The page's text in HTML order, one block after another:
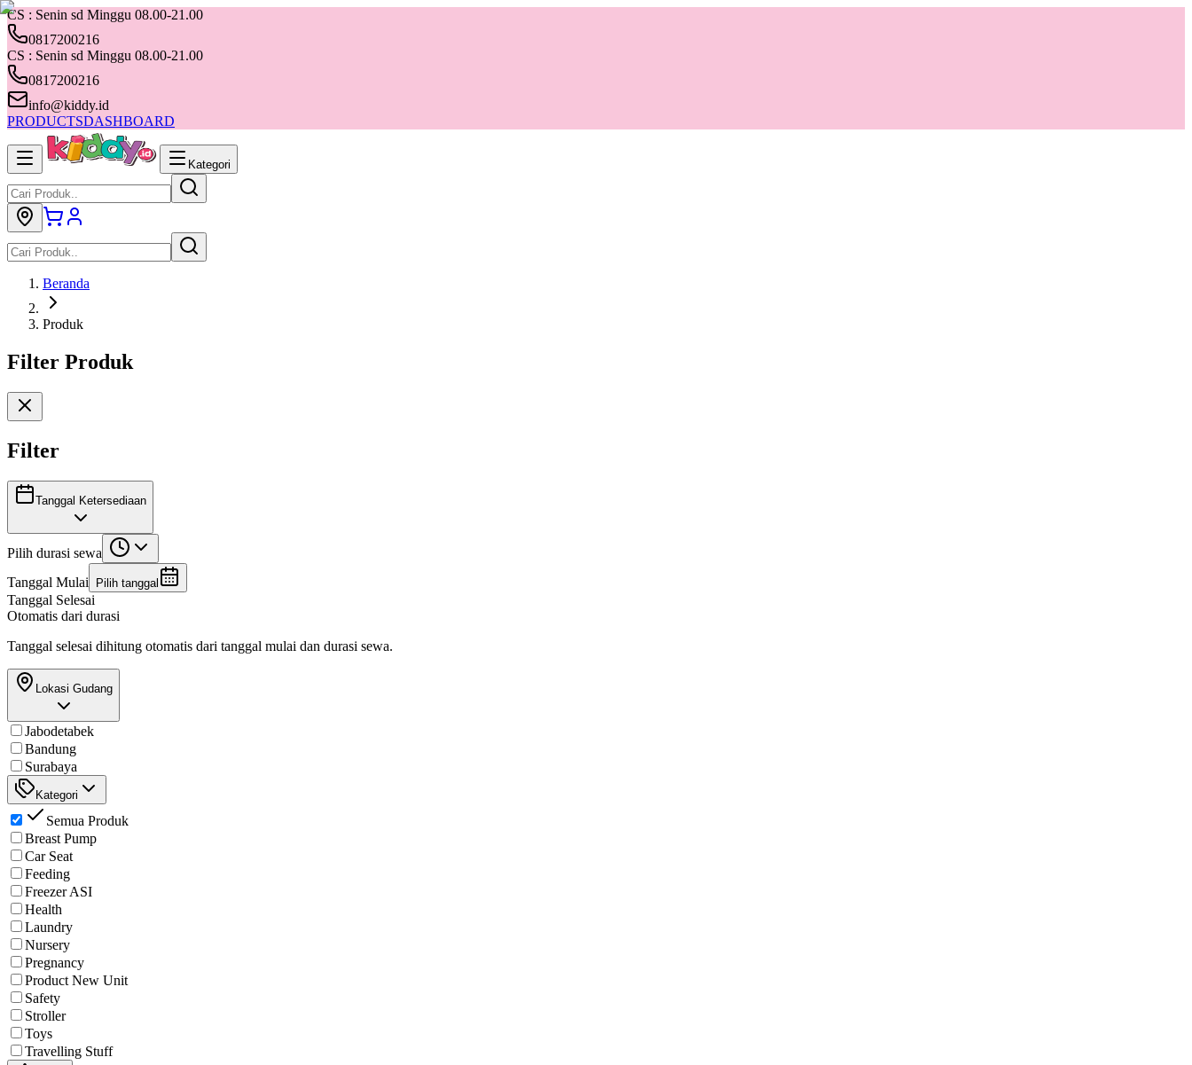
CS : Senin sd Minggu 08.00-21.00
0817200216
CS : Senin sd Minggu 08.00-21.00
0817200216
info@kiddy.id
PRODUCTSDASHBOARD
Kategori
Beranda
Produk
Filter Produk
Filter
Tanggal Ketersediaan
Pilih durasi sewa
Tanggal Mulai
Pilih tanggal
Tanggal Selesai
Otomatis dari durasi
Tanggal selesai dihitung otomatis dari tanggal mulai dan durasi sewa.
Lokasi Gudang
Jabodetabek
Bandung
Surabaya
Kategori
Semua Produk
Breast Pump
Car Seat
Feeding
Freezer ASI
Health
Laundry
Nursery
Pregnancy
Product New Unit
Safety
Stroller
Toys
Travelling Stuff